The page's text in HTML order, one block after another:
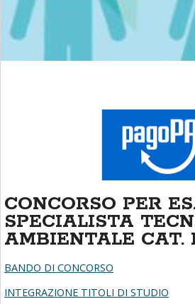
al
CONCORSO PER
SPECIALISTA
AMBIENTALE CAT.
BANDO DI CONCORSO
INTEGRAZIONE TITOLI DI STUDIO